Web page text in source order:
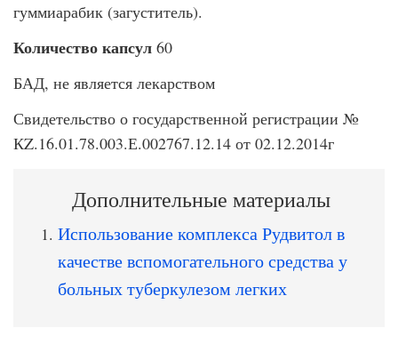
гуммиарабик (загуститель).
Количество капсул 60
БАД, не является лекарством
Свидетельство о государственной регистрации №
КZ.16.01.78.003.Е.002767.12.14 от 02.12.2014г
Дополнительные материалы
Использование комплекса Рудвитол в
качестве вспомогательного средства у
больных туберкулезом легких